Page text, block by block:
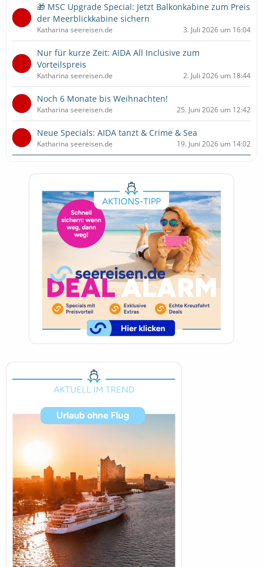
🎁 MSC Upgrade Special: Jetzt Balkonkabine zum Preis
der Meerblickkabine sichern
Katharina seereisen.de 3. Juli 2026 um 16:04
Nur für kurze Zeit: AIDA All Inclusive zum
Vorteilspreis
Katharina seereisen.de 2. Juli 2026 um 18:44
Noch 6 Monate bis Weihnachten!
Katharina seereisen.de 25. Juni 2026 um 12:42
Neue Specials: AIDA tanzt & Crime & Sea
Katharina seereisen.de 19. Juni 2026 um 14:02